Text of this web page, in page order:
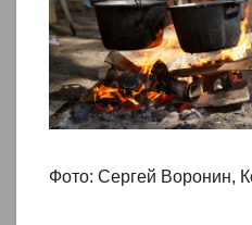
Фото: Сергей Воронин,